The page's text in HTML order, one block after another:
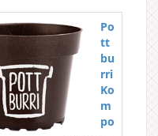
Po
tt
bu
rri
Ko
m
po